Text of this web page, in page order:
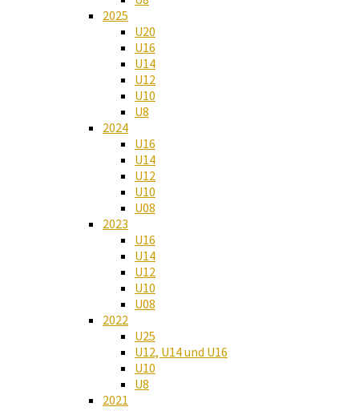
2025
U20
U16
U14
U12
U10
U8
2024
U16
U14
U12
U10
U08
2023
U16
U14
U12
U10
U08
2022
U25
U12, U14 und U16
U10
U8
2021